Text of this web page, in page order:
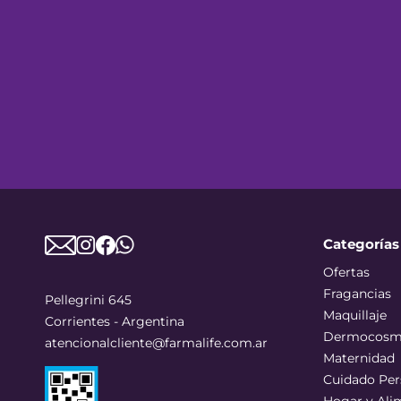
Pellegrini 645
Corrientes - Argentina
atencionalcliente@farmalife.com.ar
Categorías
Ofertas
Fragancias
Maquillaje
Maternidad
Cuidado